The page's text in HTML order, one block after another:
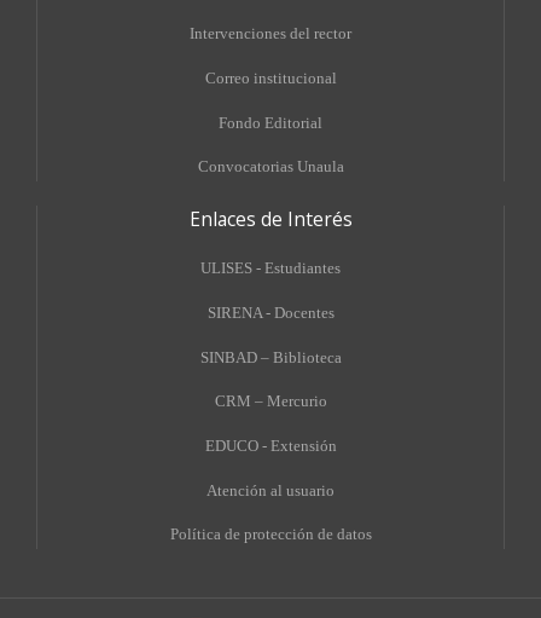
Intervenciones del rector
Correo institucional
Fondo Editorial
Convocatorias Unaula
Enlaces de Interés
ULISES - Estudiantes
SIRENA - Docentes
SINBAD – Biblioteca
CRM – Mercurio
EDUCO - Extensión
Atención al usuario
Política de protección de datos